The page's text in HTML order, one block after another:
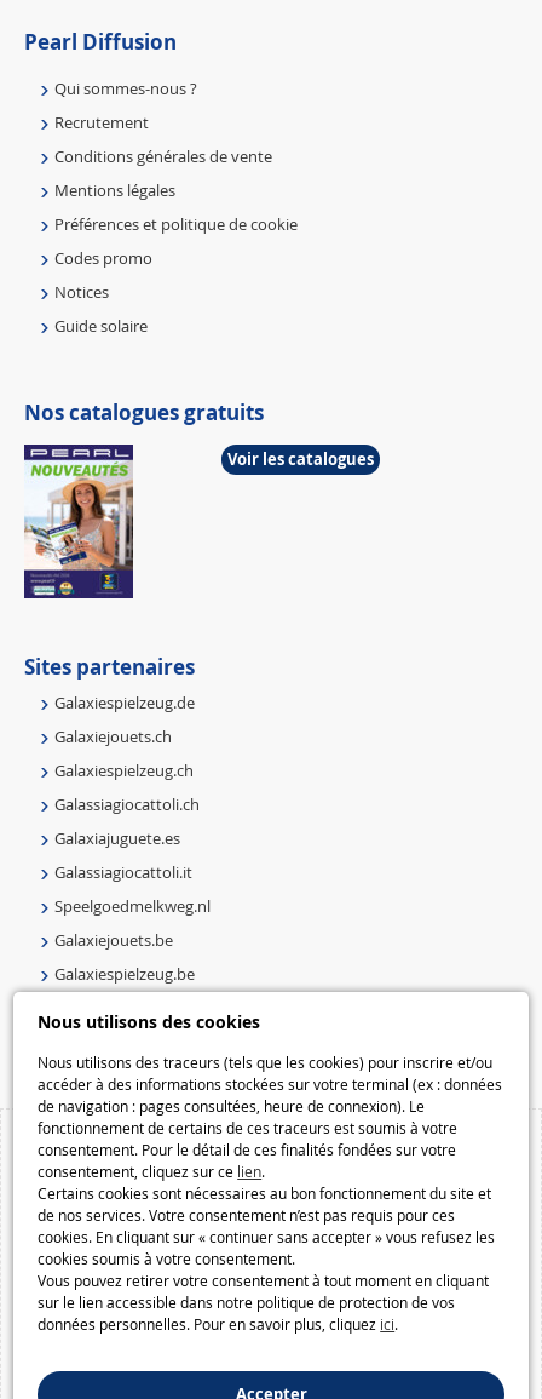
Nous utilisons des cookies
Nous utilisons des traceurs (tels que les cookies) pour inscrire et/ou
accéder à des informations stockées sur votre terminal (ex : données
de navigation : pages consultées, heure de connexion). Le
fonctionnement de certains de ces traceurs est soumis à votre
consentement. Pour le détail de ces finalités fondées sur votre
consentement, cliquez sur ce lien.
Certains cookies sont nécessaires au bon fonctionnement du site et
de nos services. Votre consentement n’est pas requis pour ces
cookies. En cliquant sur « continuer sans accepter » vous refusez les
cookies soumis à votre consentement.
Vous pouvez retirer votre consentement à tout moment en cliquant
sur le lien accessible dans notre politique de protection de vos
données personnelles. Pour en savoir plus, cliquez ici.
Accepter
Pearl Diffusion
Qui sommes-nous ?
Recrutement
Conditions générales de vente
Mentions légales
Préférences et politique de cookie
Codes promo
Notices
Guide solaire
Nos catalogues gratuits
Voir les catalogues
Sites partenaires
Galaxiespielzeug.de
Galaxiejouets.ch
Galaxiespielzeug.ch
Galassiagiocattoli.ch
Galaxiajuguete.es
Galassiagiocattoli.it
Speelgoedmelkweg.nl
Galaxiejouets.be
Galaxiespielzeug.be